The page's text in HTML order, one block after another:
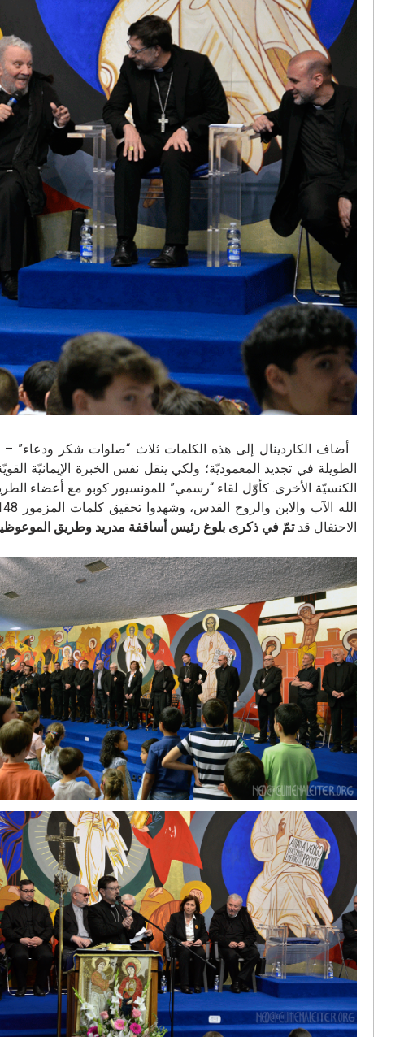
أضاف الكاردينال إلى هذه الكلمات ثلاث “صلوات شكر ودعاء”
الطويلة في تجديد المعموديّة؛ ولكي ينقل نفس الخبرة الإيمانيّة
الكنسيّة الأخرى. كأوّل لقاء “رسمي” للمونسيور كوبو مع أعضاء
الاحتفال قدتمّ في ذكرى بلوغ رئيس أساقفة مدريد وطريق الموعوظين